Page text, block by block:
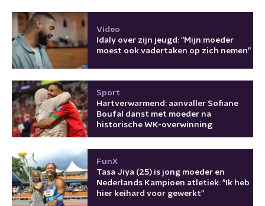
Video
Idaly over zijn jeugd: "Mijn moeder
moest ook vadertaken op zich nemen"
Sport
Hartverwarmend: aanvaller Sofiane
Boufal danst met moeder na
historische WK-overwinning
FunX
Tasa Jiya (25) is jong moeder en
Nederlands Kampioen atletiek: "Ik heb
hier keihard voor gewerkt"